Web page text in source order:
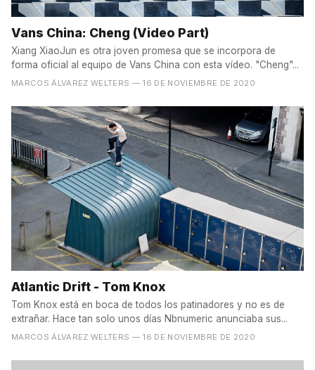
Vans China: Cheng (Video Part)
Xiang XiaoJun es otra joven promesa que se incorpora de
forma oficial al equipo de Vans China con esta vídeo. "Cheng"...
MARCOS ÁLVAREZ WELTERS — 16 DE NOVIEMBRE DE 2020
Atlantic Drift - Tom Knox
Tom Knox está en boca de todos los patinadores y no es de
extrañar. Hace tan solo unos días Nbnumeric anunciaba sus...
MARCOS ÁLVAREZ WELTERS — 16 DE NOVIEMBRE DE 2020